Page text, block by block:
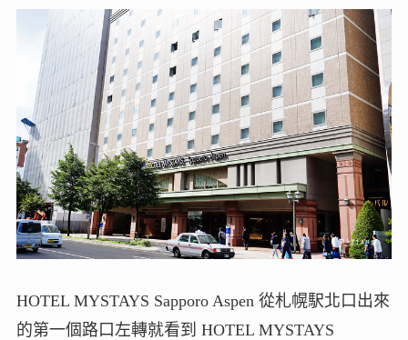
HOTEL MYSTAYS Sapporo Aspen 從札幌駅北口出來
的第一個路口左轉就看到 HOTEL MYSTAYS